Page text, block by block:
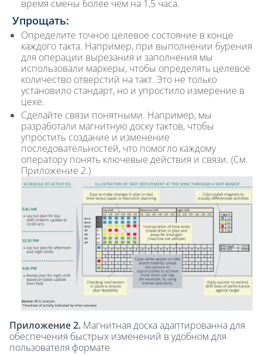
время смены более чем на 1,5 часа.
Упрощать:
Определите точное целевое состояние в конце
каждого такта. Например, при выполнении бурения
для операции вырезания и заполнения мы
использовали маркеры, чтобы определять целевое
количество отверстий на такт. Это не только
установило стандарт, но и упростило измерение в
цехе.
Сделайте связи понятными. Например, мы
разработали магнитную доску тактов, чтобы
упростить создание и изменение
последовательностей, что помогло каждому
оператору понять ключевые действия и связи. (См.
Приложение 2.)
Приложение 2. Магнитная доска адаптированна для
обеспечения быстрых изменений в удобном для
пользователя формате